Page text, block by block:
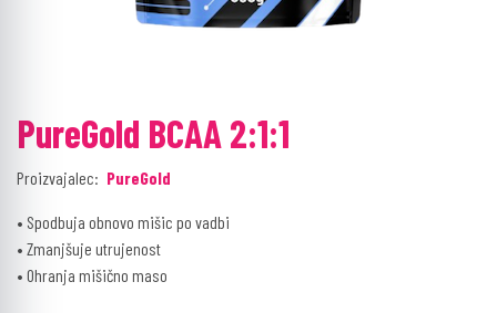
PureGold BCAA 2:1:1
Proizvajalec: PureGold
• Spodbuja obnovo mišic po vadbi
• Zmanjšuje utrujenost
• Ohranja mišično maso